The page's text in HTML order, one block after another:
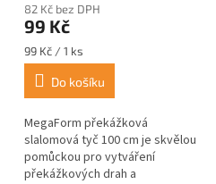
82 Kč bez DPH
99 Kč
Měrná
cena:
99 Kč / 1 ks
Do košíku
MegaForm překážková
slalomová tyč 100 cm je skvělou
pomůckou pro vytváření
překážkových drah a